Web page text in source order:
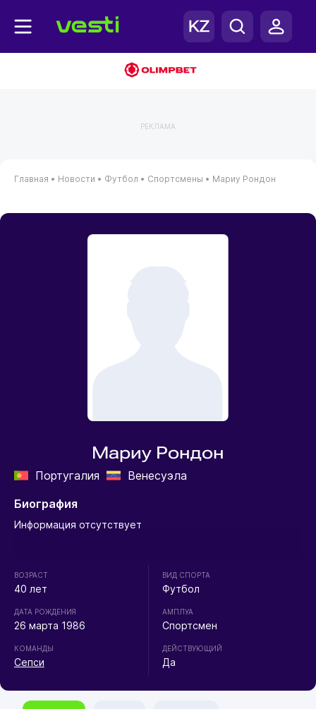
РЕКЛАМА
Главная • Новости • Футбол • Спортсмены • Мариу Рондон
Мариу Рондон
Португалия
Венесуэла
Биография
Информация отсутствует
ВОЗРАСТ
40 лет
ДАТА РОЖДЕНИЯ
26 марта 1986
КОМАНДЫ
Сепси
ВИД СПОРТА
Футбол
АМПЛУА
Спортсмен
ДЕЙСТВУЮЩИЙ
Да